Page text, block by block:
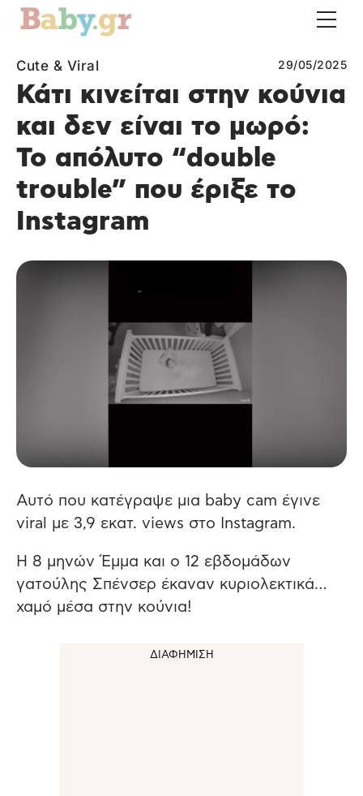
Cute & Viral 29/05/2025
Κάτι κινείται στην κούνια
και δεν είναι το μωρό:
Το απόλυτο “double
trouble” που έριξε το
Instagram
Αυτό που κατέγραψε μια baby cam έγινε
viral με 3,9 εκατ. views στο Instagram.
Η 8 μηνών Έμμα και ο 12 εβδομάδων
γατούλης Σπένσερ έκαναν κυριολεκτικά…
χαμό μέσα στην κούνια!